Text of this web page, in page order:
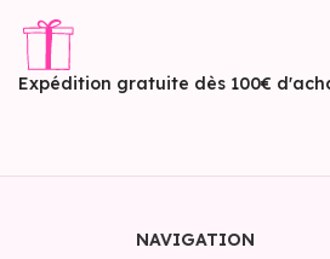
Expédition gratuite dès 100€
NAVIGATION